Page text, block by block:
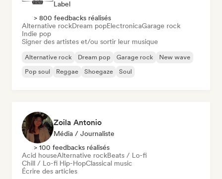
Label
> 800 feedbacks réalisés
Alternative rockDream popElectronicaGarage rock
Indie pop
Signer des artistes et/ou sortir leur musique
Alternative rock Dream pop Garage rock
New wave
Pop soul
Reggae Shoegaze Soul
Zoila Antonio
Média / Journaliste
> 100 feedbacks réalisés
Acid houseAlternative rockBeats / Lo-fi
Chill / Lo-fi Hip-HopClassical music
Écrire des articles